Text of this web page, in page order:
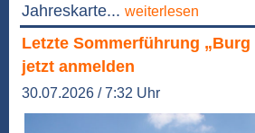
Jahreskarte... weiterlesen
Letzte Sommerführung
jetzt anmelden
30.07.2026 / 7:32 Uhr